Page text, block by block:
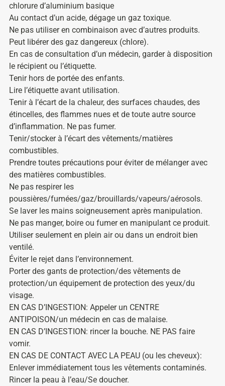
chlorure d’aluminium basique
Au contact d’un acide, dégage un gaz toxique.
Ne pas utiliser en combinaison avec d’autres produits.
Peut libérer des gaz dangereux (chlore).
En cas de consultation d’un médecin, garder à disposition
le récipient ou l’étiquette.
Tenir hors de portée des enfants.
Lire l’étiquette avant utilisation.
Tenir à l’écart de la chaleur, des surfaces chaudes, des
étincelles, des flammes nues et de toute autre source
d’inflammation. Ne pas fumer.
Tenir/stocker à l’écart des vêtements/matières
combustibles.
Prendre toutes précautions pour éviter de mélanger avec
des matières combustibles.
Ne pas respirer les
poussières/fumées/gaz/brouillards/vapeurs/aérosols.
Se laver les mains soigneusement après manipulation.
Ne pas manger, boire ou fumer en manipulant ce produit.
Utiliser seulement en plein air ou dans un endroit bien
ventilé.
Éviter le rejet dans l’environnement.
Porter des gants de protection/des vêtements de
protection/un équipement de protection des yeux/du
visage.
EN CAS D’INGESTION: Appeler un CENTRE
ANTIPOISON/un médecin en cas de malaise.
EN CAS D’INGESTION: rincer la bouche. NE PAS faire
vomir.
EN CAS DE CONTACT AVEC LA PEAU (ou les cheveux):
Enlever immédiatement tous les vêtements contaminés.
Rincer la peau à l’eau/Se doucher.